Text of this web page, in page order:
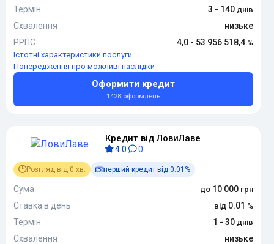
Термін
3 - 140
Схвалення
низьке
РРПС
4,0 - 53 956 518,4
Істотні характеристики послуги
Попередження про можливі наслідки
Оформити кредит
1428 оформлень
Кредит від ЛовиЛаве
4.0 0
Розгляд від 0 хв. перший кредит від 0.01%
Сума
10 000
Ставка в день
0.01
Термін
1 - 30
Схвалення
низьке